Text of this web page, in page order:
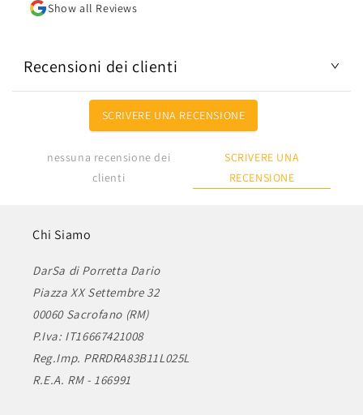
Show all Reviews
Recensioni dei clienti
SCRIVERE UNA RECENSIONE
nessuna recensione dei
clienti
SCRIVERE UNA
RECENSIONE
Chi Siamo
DarSa di Porretta Dario
Piazza XX Settembre 32
00060 Sacrofano (RM)
P.Iva: IT16667421008
Reg.Imp. PRRDRA83B11L025L
R.E.A. RM - 166991